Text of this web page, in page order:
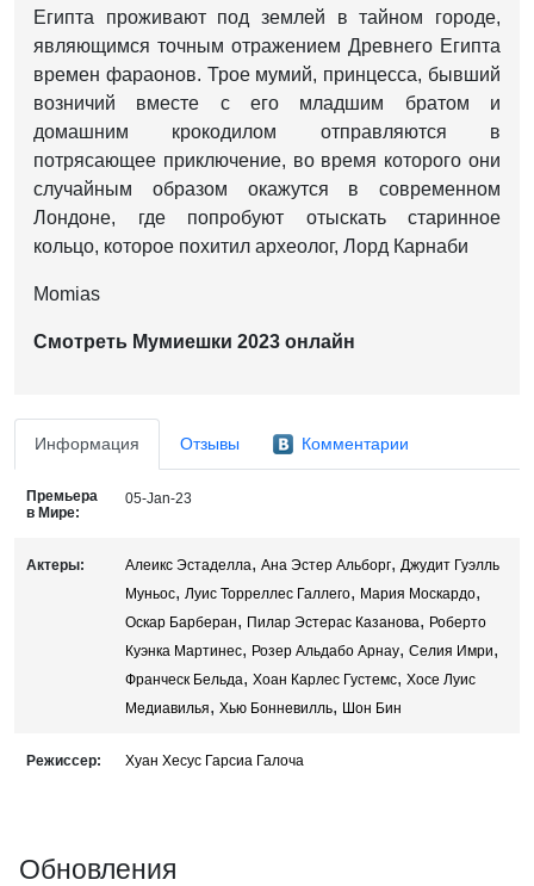
Египта проживают под землей в тайном городе,
являющимся точным отражением Древнего Египта
времен фараонов. Трое мумий, принцесса, бывший
возничий вместе с его младшим братом и
домашним крокодилом отправляются в
потрясающее приключение, во время которого они
случайным образом окажутся в современном
Лондоне, где попробуют отыскать старинное
кольцо, которое похитил археолог, Лорд Карнаби
Momias
Смотреть Мумиешки 2023 онлайн
Информация Отзывы Комментарии
Премьера
в Мире:
05-Jan-23
Актеры: Алеикс Эстаделла, Ана Эстер Альборг, Джудит Гуэлль
Муньос, Луис Торреллес Галлего, Мария Москардо,
Оскар Барберан, Пилар Эстерас Казанова, Роберто
Куэнка Мартинес, Розер Альдабо Арнау, Селия Имри,
Франческ Бельда, Хоан Карлес Густемс, Хосе Луис
Медиавилья, Хью Бонневилль, Шон Бин
Режиссер: Хуан Хесус Гарсиа Галоча
Обновления